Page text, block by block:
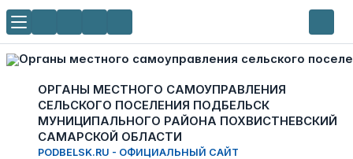
ОРГАНЫ МЕСТНОГО САМОУПРАВЛЕНИЯ
СЕЛЬСКОГО ПОСЕЛЕНИЯ ПОДБЕЛЬСК
МУНИЦИПАЛЬНОГО РАЙОНА ПОХВИСТНЕВСКИЙ
САМАРСКОЙ ОБЛАСТИ
PODBELSK.RU - ОФИЦИАЛЬНЫЙ САЙТ